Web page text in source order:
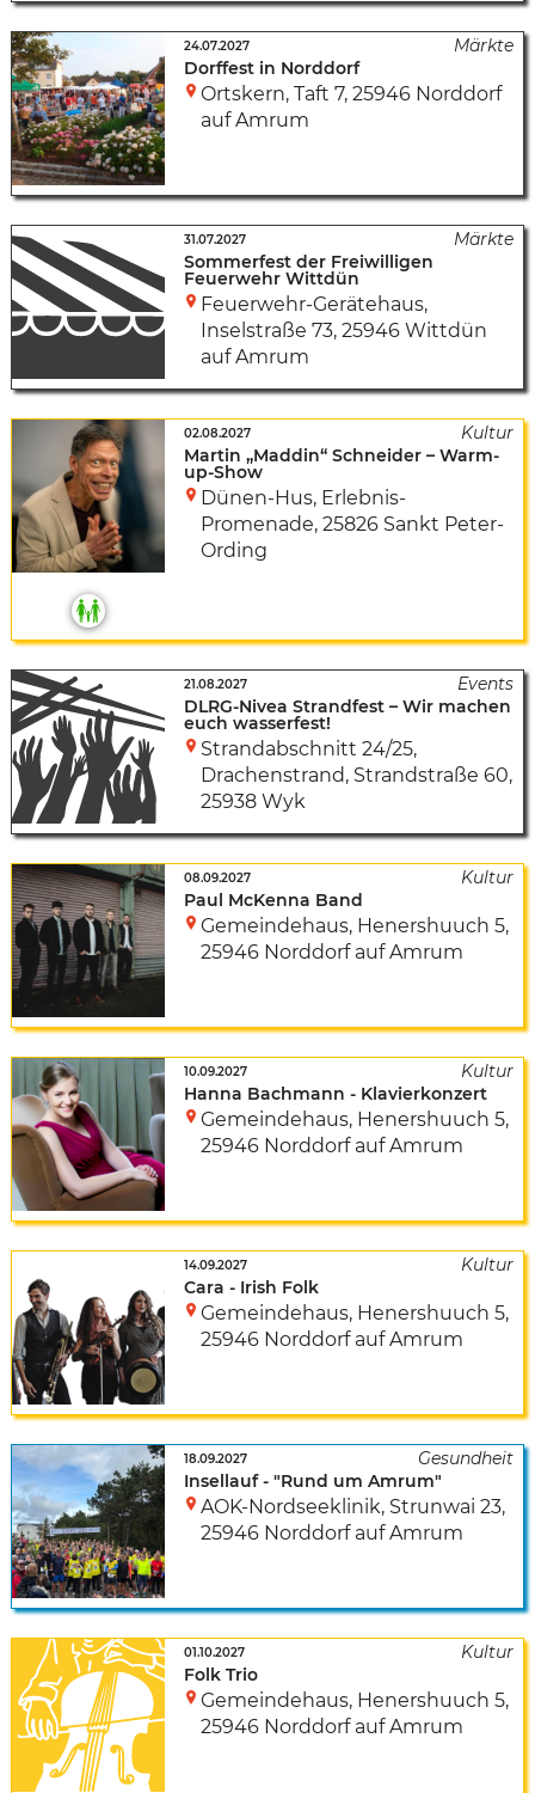
24.07.2027
Dorffest in Norddorf
Ortskern, Taft 7, 25946 Norddorf
auf Amrum
31.07.2027
Sommerfest der Freiwilligen
Feuerwehr Wittdün
Feuerwehr-Gerätehaus,
Inselstraße 73, 25946 Wittdün
auf Amrum
02.08.2027
Martin „Maddin“ Schneider – Warm-
up-Show
Dünen-Hus, Erlebnis-
Promenade, 25826 Sankt Peter-
Ording
21.08.2027
DLRG-Nivea Strandfest – Wir machen
euch wasserfest!
Strandabschnitt 24/25,
Drachenstrand, Strandstraße 60,
25938 Wyk
08.09.2027
Paul McKenna Band
Gemeindehaus, Henershuuch 5,
25946 Norddorf auf Amrum
10.09.2027
Hanna Bachmann - Klavierkonzert
Gemeindehaus, Henershuuch 5,
25946 Norddorf auf Amrum
14.09.2027
Cara - Irish Folk
Gemeindehaus, Henershuuch 5,
25946 Norddorf auf Amrum
18.09.2027
Insellauf - "Rund um Amrum"
AOK-Nordseeklinik, Strunwai 23,
25946 Norddorf auf Amrum
01.10.2027
Folk Trio
Gemeindehaus, Henershuuch 5,
25946 Norddorf auf Amrum